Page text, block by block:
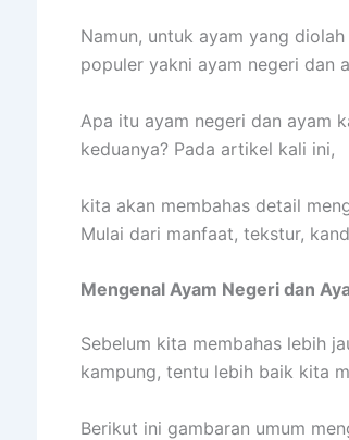
Namun, untuk ayam yang
populer yakni ayam negeri dan
Apa itu ayam negeri dan ayam
keduanya? Pada artikel kali ini,
kita akan membahas detail
Mulai dari manfaat, tekstur,
Mengenal Ayam Negeri dan
Sebelum kita membahas lebih
kampung, tentu lebih baik kita
Berikut ini gambaran umum